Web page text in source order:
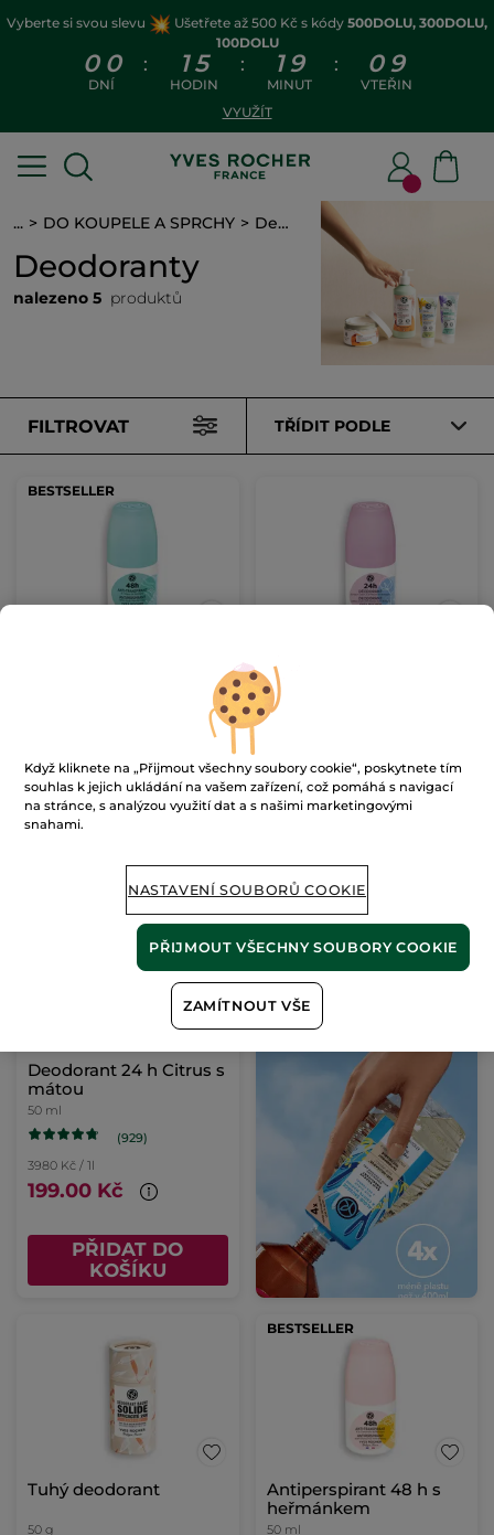
Vyberte si svou slevu Ušetřete až 500 Kč s kódy 500DOLU, 300DOLU,
100DOLU
0 0
DNÍ
: 1 5
HODIN
: 1 9
MINUT
: 0 8
VTEŘIN
VYUŽÍT
... DO KOUPELE A SPRCHY Deodoranty
Deodoranty
nalezeno 5 produktů
FILTROVAT TŘÍDIT PODLE
BESTSELLER
209.00 Kč
PŘIDAT DO
bavlny
50 ml
199.00 Kč
Deodorant 24 h Citrus s
mátou
50 ml
(929)
3980 Kč / 1l
199.00 Kč
PŘIDAT DO
KOŠÍKU
Tuhý deodorant
50 g
BESTSELLER
Antiperspirant 48 h s
heřmánkem
50 ml
Když kliknete na „Přijmout všechny soubory cookie“, poskytnete tím
souhlas k jejich ukládání na vašem zařízení, což pomáhá s navigací
na stránce, s analýzou využití dat a s našimi marketingovými
snahami.
NASTAVENÍ SOUBORŮ COOKIE
ZAMÍTNOUT VŠE
PŘIJMOUT VŠECHNY SOUBORY COOKIE